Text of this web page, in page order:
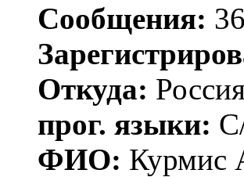
Сообщения:
Откуда:
прог. языки:
ФИО: Курмис